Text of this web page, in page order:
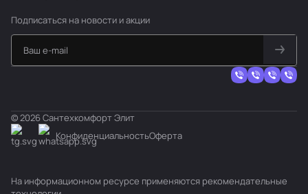
Подписаться на новости и акции
© 2026 Сантехкомфорт Элит
КонфиденциальностьОферта
На информационном ресурсе применяются рекомендательные